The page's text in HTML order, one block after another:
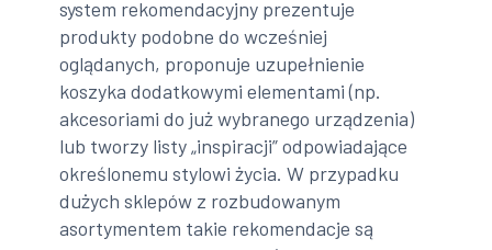
system rekomendacyjny prezentuje
produkty podobne do wcześniej
oglądanych, proponuje uzupełnienie
koszyka dodatkowymi elementami (np.
akcesoriami do już wybranego urządzenia)
lub tworzy listy „inspiracji” odpowiadające
określonemu stylowi życia. W przypadku
dużych sklepów z rozbudowanym
asortymentem takie rekomendacje są